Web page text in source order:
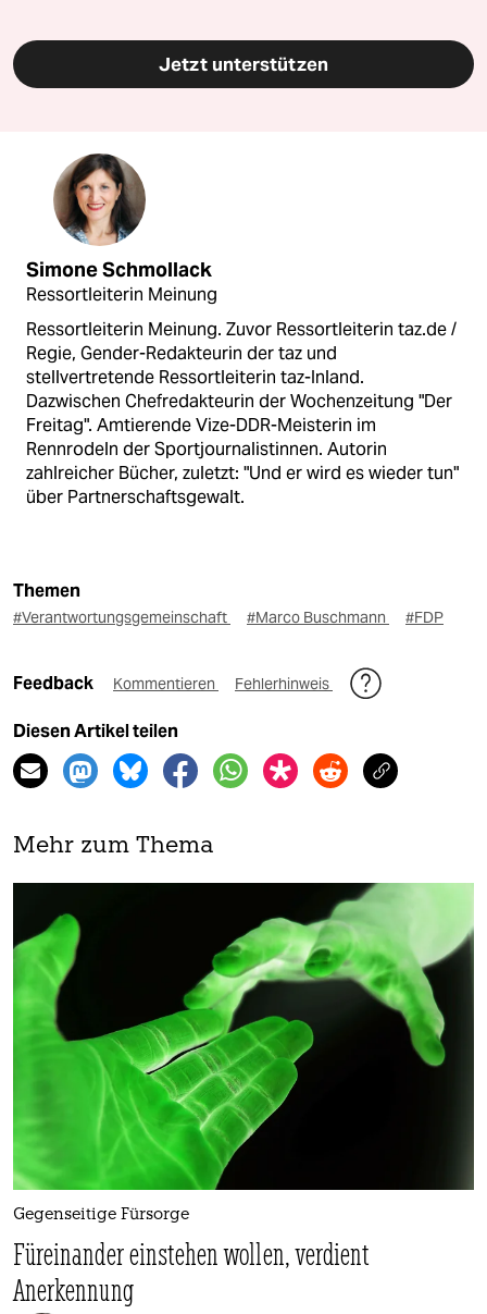
Jetzt unterstützen
Simone Schmollack
Ressortleiterin Meinung
Ressortleiterin Meinung. Zuvor Ressortleiterin taz.de /
Regie, Gender-Redakteurin der taz und
stellvertretende Ressortleiterin taz-Inland.
Dazwischen Chefredakteurin der Wochenzeitung "Der
Freitag". Amtierende Vize-DDR-Meisterin im
Rennrodeln der Sportjournalistinnen. Autorin
zahlreicher Bücher, zuletzt: "Und er wird es wieder tun"
über Partnerschaftsgewalt.
Themen
#Verantwortungsgemeinschaft #Marco Buschmann #FDP
Feedback Kommentieren Fehlerhinweis
Diesen Artikel teilen
Mehr zum Thema
Gegenseitige Fürsorge
Füreinander einstehen wollen, verdient
Anerkennung